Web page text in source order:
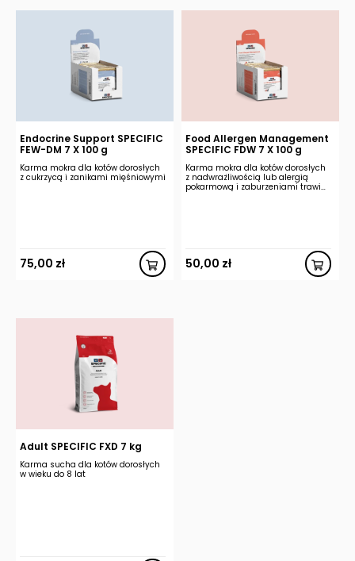
Endocrine Support SPECIFIC
FEW-DM 7 X 100 g
Karma mokra dla kotów dorosłych
z cukrzycą i zanikami mięśniowymi
75,00 zł
Food Allergen Management
SPECIFIC FDW 7 X 100 g
Karma mokra dla kotów dorosłych
z nadwrażliwością lub alergią
pokarmową i zaburzeniami trawi…
50,00 zł
Adult SPECIFIC FXD 7 kg
Karma sucha dla kotów dorosłych
w wieku do 8 lat